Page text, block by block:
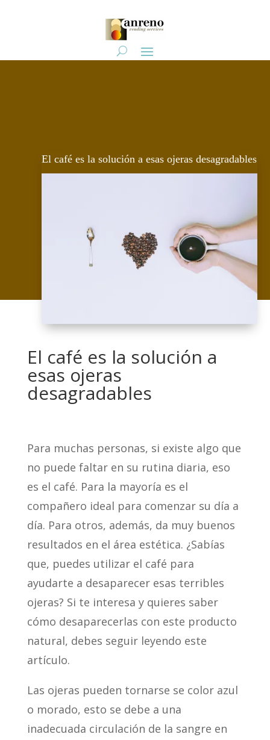
El café es la solución a esas ojeras desagradables
El café es la solución a
esas ojeras
desagradables
Para muchas personas, si existe algo que
no puede faltar en su rutina diaria, eso
es el café. Para la mayoría es el
compañero ideal para comenzar su día a
día. Para otros, además, da muy buenos
resultados en el área estética. ¿Sabías
que, puedes utilizar el café para
ayudarte a desaparecer esas terribles
ojeras? Si te interesa y quieres saber
cómo desaparecerlas con este producto
natural, debes seguir leyendo este
artículo.
Las ojeras pueden tornarse se color azul
o morado, esto se debe a una
inadecuada circulación de la sangre en